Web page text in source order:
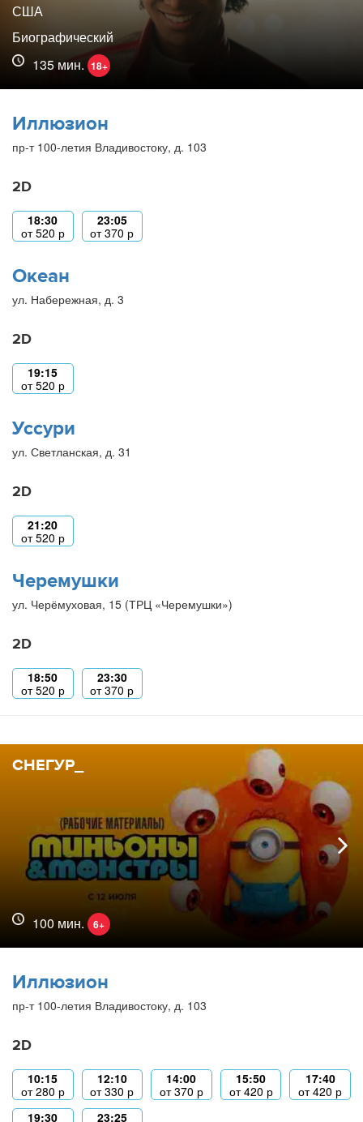
США
Биографический
135 мин. 18+
Иллюзион
пр-т 100-летия Владивостоку, д. 103
2D
18:30
от520 р
23:05
от370 р
Океан
ул. Набережная, д. 3
2D
19:15
от520 р
Уссури
ул. Светланская, д. 31
2D
21:20
от520 р
Черемушки
ул. Черёмуховая, 15 (ТРЦ «Черемушки»)
2D
18:50
от520 р
23:30
от370 р
СНЕГУР_
100 мин. 6+
Иллюзион
пр-т 100-летия Владивостоку, д. 103
2D
10:15
от280 р
12:10
от330 р
14:00
от370 р
15:50
от420 р
17:40
от420 р
19:30
23:25